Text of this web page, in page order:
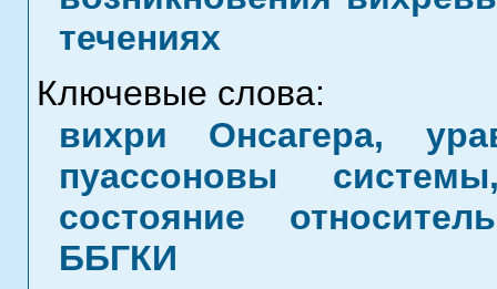
течениях
Ключевые слова:
вихри Онсагера,
пуассоновы
состояние
ББГКИ